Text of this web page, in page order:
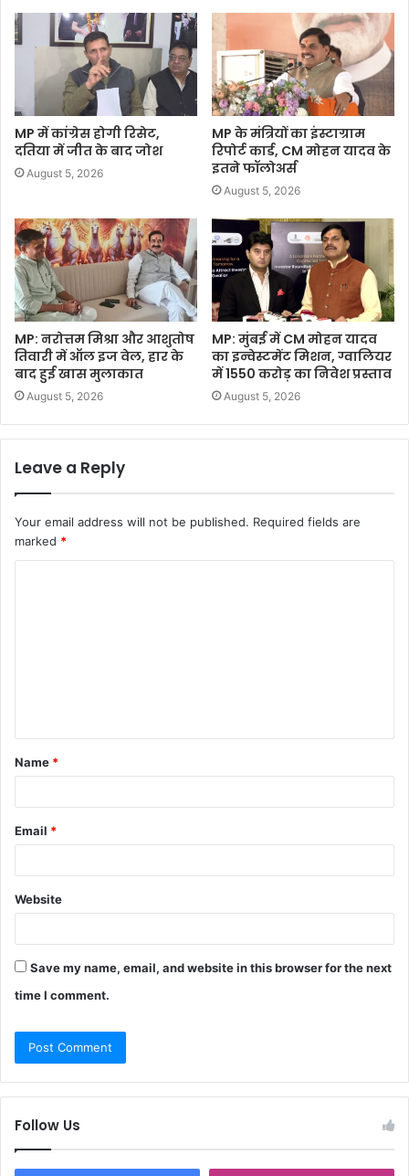
MP में कांग्रेस होगी रिसेट,
दतिया में जीत के बाद जोश
August 5, 2026
MP के मंत्रियों का इंस्टाग्राम
रिपोर्ट कार्ड, CM मोहन यादव के
इतने फॉलोअर्स
August 5, 2026
MP: नरोत्तम मिश्रा और आशुतोष
तिवारी में ऑल इज वेल, हार के
बाद हुई खास मुलाकात
August 5, 2026
MP: मुंबई में CM मोहन यादव
का इन्वेस्टमेंट मिशन, ग्वालियर
में 1550 करोड़ का निवेश प्रस्ताव
August 5, 2026
Leave a Reply
Your email address will not be published. Required fields are
marked *
t
*
Name *
Email *
Website
Save my name, email, and website in this browser for the next
time I comment.
Follow Us